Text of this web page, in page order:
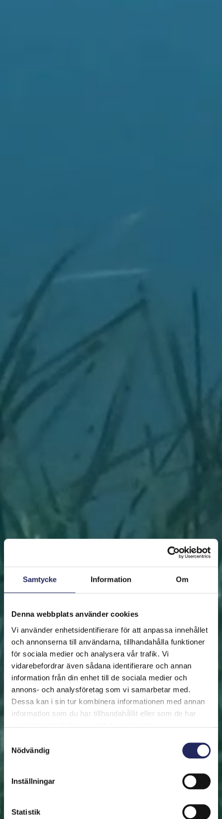
Samtycke Information Om
Denna webbplats använder cookies
Vi använder enhetsidentifierare för att anpassa innehållet
och annonserna till användarna, tillhandahålla funktioner
för sociala medier och analysera vår trafik. Vi
vidarebefordrar även sådana identifierare och annan
information från din enhet till de sociala medier och
annons- och analysföretag som vi samarbetar med.
Dessa kan i sin tur kombinera informationen med annan
information som du har tillhandahållit eller som de har
Nödvändig
Inställningar
Statistik
FRAMSIDAN HJÄLP ÖSTERSJÖN RÄDDA EN BIT
Rädda en bit
Hjälp oss att rädda Östersjön. Du kan också ge den
räddade biten som en present. En bit av Östersjön är